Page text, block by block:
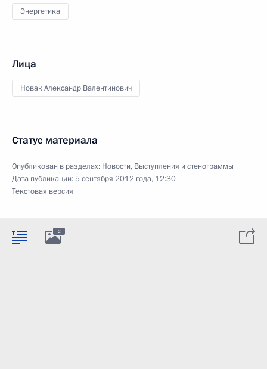
Энергетика
Лица
Новак Александр Валентинович
Статус материала
Опубликован в разделах: Новости, Выступления и стенограммы
Дата публикации:5 сентября 2012 года, 12:30
Текстовая версия
2